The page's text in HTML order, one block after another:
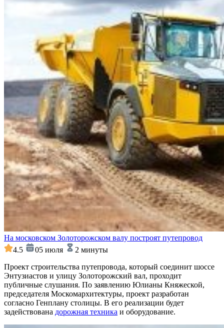
На московском Золоторожском валу построят путепровод
4.5
05 июля
2 минуты
Проект строительства путепровода, который соединит шоссе
Энтузиастов и улицу Золоторожский вал, проходит
публичные слушания. По заявлению Юлианы Княжеской,
председателя Москомархитектуры, проект разработан
согласно Генплану столицы. В его реализации будет
задействована дорожная техника и оборудование.